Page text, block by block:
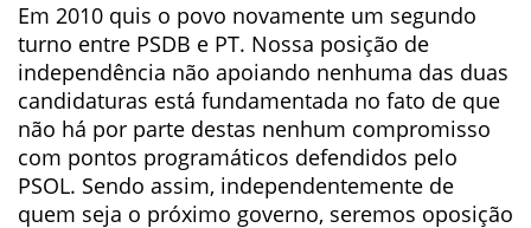
Em 2010 quis o povo novamente um segundo
turno entre PSDB e PT. Nossa posição de
independência não apoiando nenhuma das duas
candidaturas está fundamentada no fato de que
não há por parte destas nenhum compromisso
com pontos programáticos defendidos pelo
PSOL. Sendo assim, independentemente de
quem seja o próximo governo, seremos oposição